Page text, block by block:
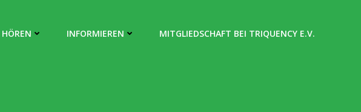
HÖREN INFORMIEREN MITGLIEDSCHAFT BEI TRIQUENCY E.V.